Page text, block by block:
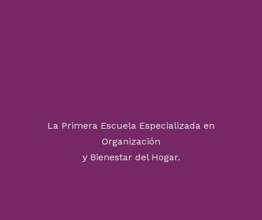
La Primera Escuela Especializada en
Organización
y Bienestar del Hogar.